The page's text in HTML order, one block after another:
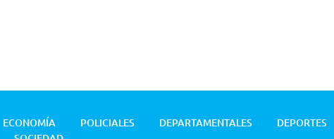
ECONOMÍA POLICIALES DEPARTAMENTALES DEPORTES